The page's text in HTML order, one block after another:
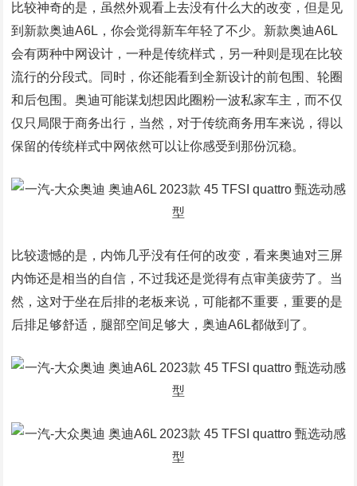
比较神奇的是，虽然外观看上去没有什么大的改变，但是见
到新款奥迪A6L，你会觉得新车年轻了不少。新款奥迪A6L
会有两种中网设计，一种是传统样式，另一种则是现在比较
流行的分段式。同时，你还能看到全新设计的前包围、轮圈
和后包围。奥迪可能谋划想因此圈粉一波私家车主，而不仅
仅只局限于商务出行，当然，对于传统商务用车来说，得以
保留的传统样式中网依然可以让你感受到那份沉稳。
比较遗憾的是，内饰几乎没有任何的改变，看来奥迪对三屏
内饰还是相当的自信，不过我还是觉得有点审美疲劳了。当
然，这对于坐在后排的老板来说，可能都不重要，重要的是
后排足够舒适，腿部空间足够大，奥迪A6L都做到了。